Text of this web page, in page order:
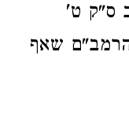
ס"ק ט'
שאף